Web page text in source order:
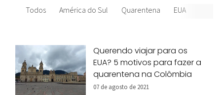
Todos América do Sul Quarentena EUA
Querendo viajar para os
EUA? 5 motivos para fazer a
quarentena na Colômbia
07 de agosto de 2021